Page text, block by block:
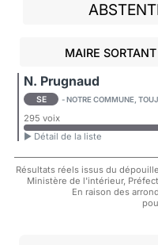
MAIRE
N. Prugnaud
SE - NOTRE COMMUNE,
295 voix
► Détail de la liste
Résultats réels issus du
Ministère de l'intérieur,
En raison des